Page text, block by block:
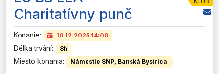
Charitatívny punč
Konanie: 10.12.2025 14:00
Délka trvání: 8h
Miesto konania: Námestie SNP, Banská Bystrica